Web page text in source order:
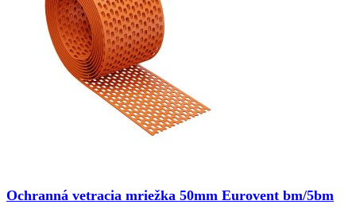
Ochranná vetracia mriežka 50mm Eurovent bm/5bm